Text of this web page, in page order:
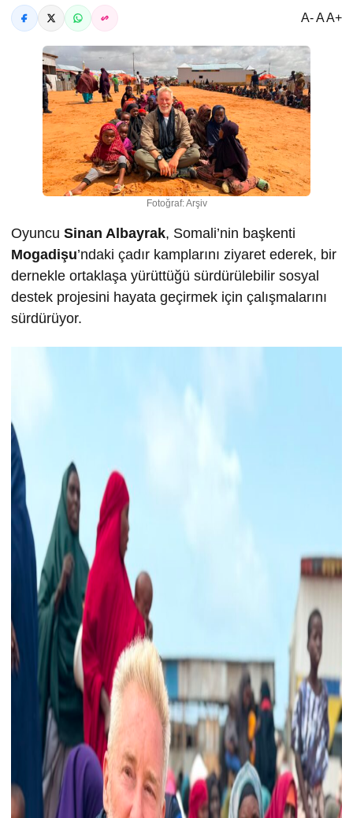
A- A A+
Fotoğraf: Arşiv
Oyuncu Sinan Albayrak, Somali’nin başkenti
Mogadişu’ndaki çadır kamplarını ziyaret ederek, bir
dernekle ortaklaşa yürüttüğü sürdürülebilir sosyal
destek projesini hayata geçirmek için çalışmalarını
sürdürüyor.